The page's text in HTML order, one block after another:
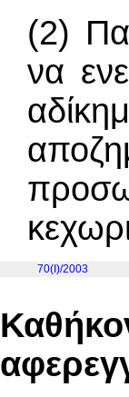
(2)
να
70(I)/2003